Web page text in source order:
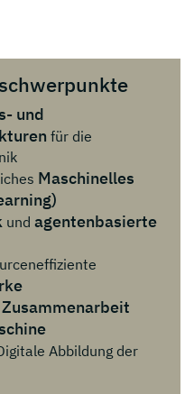
und
für die
Maschinelles
und agentenbasierte
Zusammenarbeit
Abbildung der